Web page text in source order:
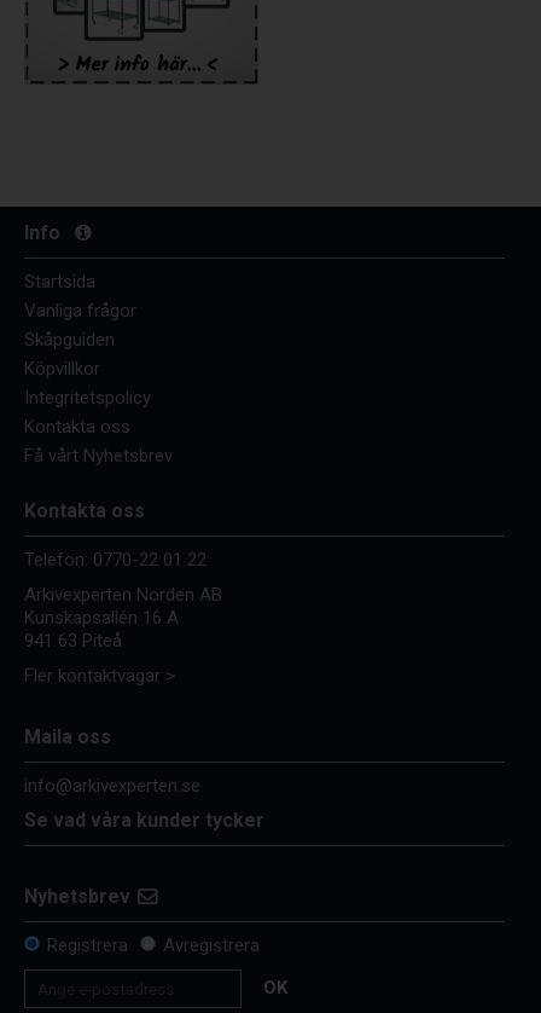
Info
Startsida
Vanliga frågor
Skåpguiden
Köpvillkor
Integritetspolicy
Kontakta oss
Få vårt Nyhetsbrev
Kontakta oss
Telefon: 0770-22 01 22
Arkivexperten Norden AB
Kunskapsallén 16 A
941 63 Piteå
Fler kontaktvägar >
Maila oss
info@arkivexperten.se
Se vad våra kunder tycker
Nyhetsbrev
Registrera
Avregistrera
OK